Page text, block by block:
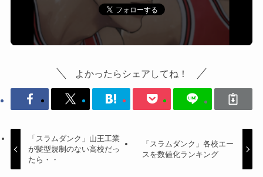
よかったらシェアしてね！
「スラムダンク」山王工業
が髪型規制のない高校だっ
たら・・
「スラムダンク」各校エー
スを数値化ランキング